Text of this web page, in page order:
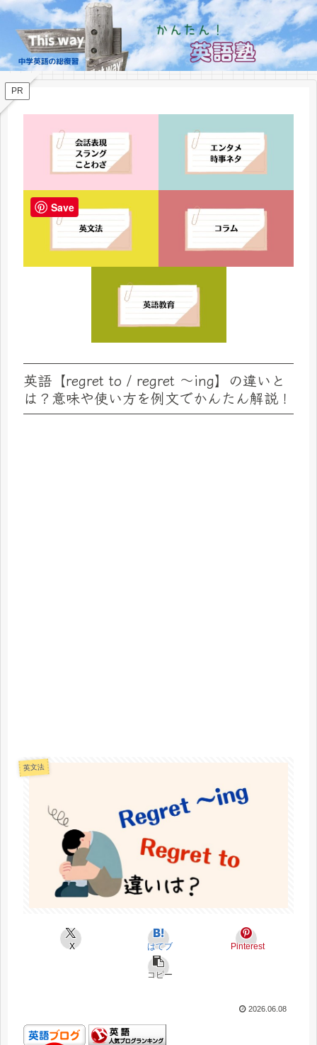
PR
英語【regret to / regret ～ing】の違いと
は？意味や使い方を例文でかんたん解説！
英文法
X はてブ Pinterest
コピー
2026.06.08
Save